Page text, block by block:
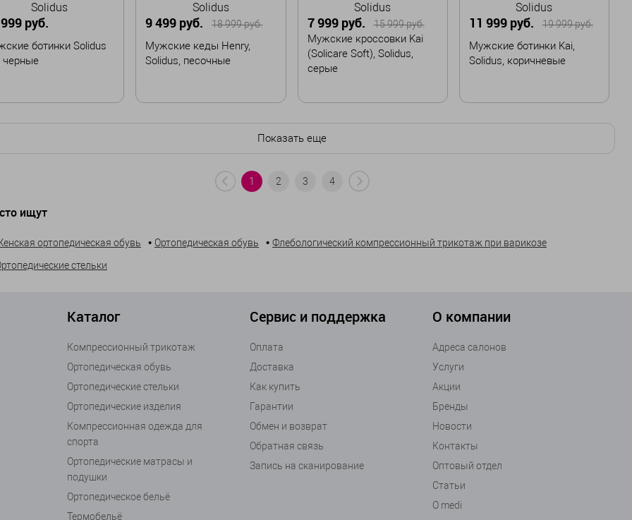
Solidus
руб.
ботинки Solidus
черные
Solidus
9 499 руб. 18 999 руб.
Мужские кеды Henry,
Solidus, песочные
Solidus
7 999 руб. 15 999 руб.
Мужские кроссовки Kai
(Solicare Soft), Solidus,
серые
39
Забронировать
Solidus
11 999 руб. 19 999 руб.
Мужские ботинки Kai,
Solidus, коричневые
Показать еще
1 2 3 4
ищут
ортопедическая обувь • Ортопедическая обувь • Флебологический компрессионный трикотаж при варикозе
стельки
Каталог
Компрессионный трикотаж
Ортопедическая обувь
Ортопедические стельки
Ортопедические изделия
Компрессионная одежда для
спорта
Ортопедические матрасы и
подушки
Ортопедическое бельё
Термобельё
Сервис и поддержка
Оплата
Доставка
Как купить
Гарантии
Обмен и возврат
Обратная связь
Запись на сканирование
О компании
Адреса салонов
Услуги
Акции
Бренды
Новости
Контакты
Оптовый отдел
Статьи
О medi